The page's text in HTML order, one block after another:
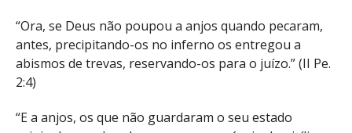
“Ora, se Deus não poupou a anjos quando pecaram,
antes, precipitando-os no inferno os entregou a
abismos de trevas, reservando-os para o juízo.” (II Pe.
2:4)
“E a anjos, os que não guardaram o seu estado